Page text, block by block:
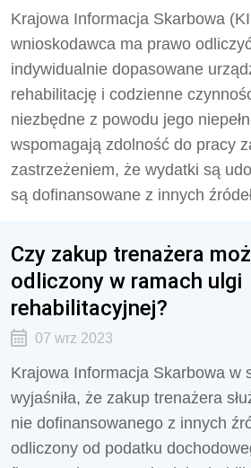
Krajowa Informacja Skarbowa
wnioskodawca ma prawo
indywidualnie dopasowane
rehabilitację i codzienne
niezbędne z powodu jego
wspomagają zdolność do pracy
zastrzeżeniem, że wydatki są
są dofinansowane z innych
Czy zakup trenażera
odliczony w ramach ulgi
rehabilitacyjnej?
07 wrz 2023
Krajowa Informacja Skarbowa w
wyjaśniła, że zakup trenażera
nie dofinansowanego z innych
odliczony od podatku